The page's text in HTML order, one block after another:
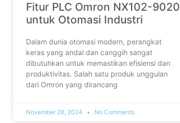
Fitur PLC Omron NX102-9020
untuk Otomasi Industri
Dalam dunia otomasi modern, perangkat
keras yang andal dan canggih sangat
dibutuhkan untuk memastikan efisiensi dan
produktivitas. Salah satu produk unggulan
dari Omron yang dirancang
November 28, 2024 No Comments